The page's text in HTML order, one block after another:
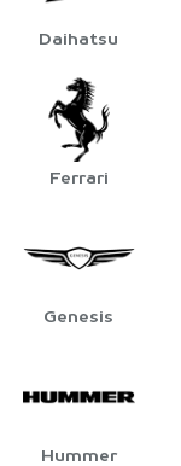
Daihatsu
Ferrari
Genesis
Hummer